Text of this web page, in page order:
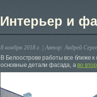
Интерьер и
8 ноября 2018 г. |Автор: Андрей
В Белоострове работы все ближе
основные детали фасада, а во